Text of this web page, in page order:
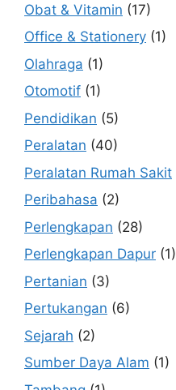
Obat & Vitamin (17)
Office & Stationery (1)
Olahraga (1)
Otomotif (1)
Pendidikan (5)
Peralatan (40)
Peralatan Rumah Sakit
Peribahasa (2)
Perlengkapan (28)
Perlengkapan Dapur (1)
Pertanian (3)
Pertukangan (6)
Sejarah (2)
Sumber Daya Alam (1)